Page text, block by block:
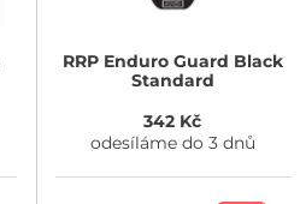
RRPEnduro Guard Black
Standard
342 Kč
odesíláme do 3 dnů